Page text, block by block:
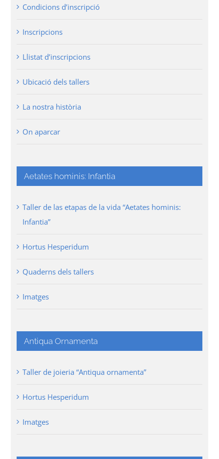
Condicions d’inscripció
Inscripcions
Llistat d’inscripcions
Ubicació dels tallers
La nostra història
On aparcar
Aetates hominis: Infantia
Taller de las etapas de la vida “Aetates hominis:
Infantia”
Hortus Hesperidum
Quaderns dels tallers
Imatges
Antiqua Ornamenta
Taller de joieria “Antiqua ornamenta”
Hortus Hesperidum
Imatges